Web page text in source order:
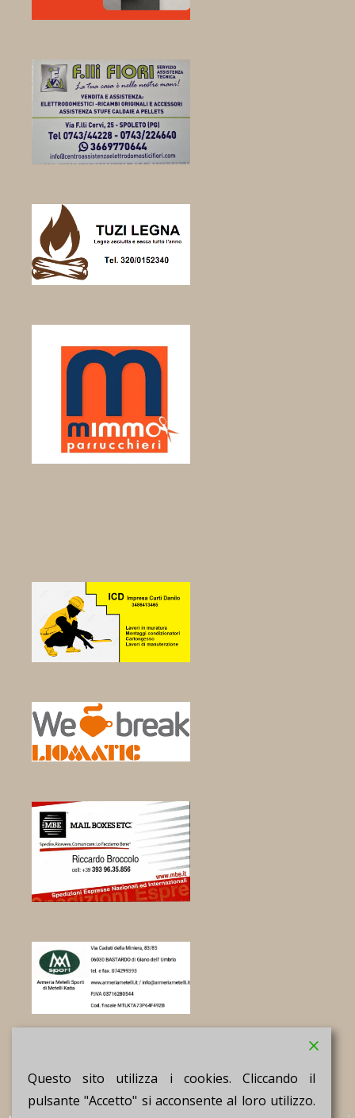
Questo sito utilizza i cookies. Cliccando il
pulsante "Accetto" si acconsente al loro utilizzo.